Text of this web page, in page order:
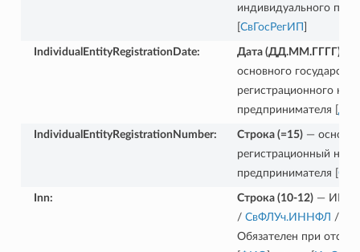
индивидуального
СвГосРегИП
IndividualEntityRegistrationDate: Дата (ДД.ММ.ГГГГ)
основного
регистрационного
предпринимателя [
IndividualEntityRegistrationNumber: Строка (=15)—
регистрационный
предпринимателя [
Inn: Строка (10-12)— ИНН
/ СвФЛУч.ИННФЛ /
Обязателен при